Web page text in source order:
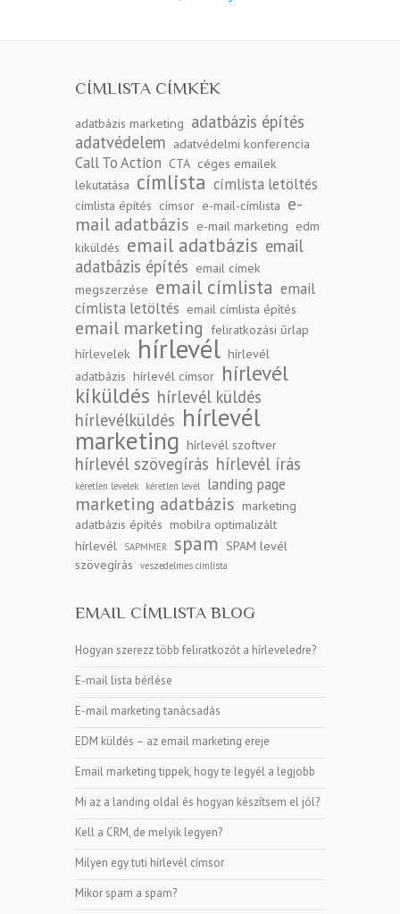
CÍMLISTA CÍMKÉK
adatbázis marketing adatbázis építés
adatvédelem adatvédelmi konferencia
Call To Action CTA céges emailek
lekutatása címlista címlista letöltés
címlista építés címsor e-mail-címlista e-
mail adatbázis e-mail marketing edm
kiküldés email adatbázis email
adatbázis építés email címek
megszerzése email címlista email
címlista letöltés email címlista építés
email marketing feliratkozási űrlap
hírlevelek
hírlevél hírlevél
adatbázis hírlevél címsor hírlevél
kiküldés hírlevél küldés
hírlevélküldés hírlevél
marketing hírlevél szoftver
hírlevél szövegírás hírlevél írás
kéretlen levelek kéretlen levél landing page
marketing adatbázis marketing
adatbázis építés mobilra optimalizált
hírlevél
SAPMMER spam SPAM levél
szövegírás
veszedelmes címlista
EMAIL CÍMLISTA BLOG
Hogyan szerezz több feliratkozót a hírleveledre?
E-mail lista bérlése
E-mail marketing tanácsadás
EDM küldés – az email marketing ereje
Email marketing tippek, hogy te legyél a legjobb
Mi az a landing oldal és hogyan készítsem el jól?
Kell a CRM, de melyik legyen?
Milyen egy tuti hírlevél címsor
Mikor spam a spam?